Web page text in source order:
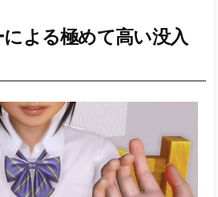
よる極めて高い没入